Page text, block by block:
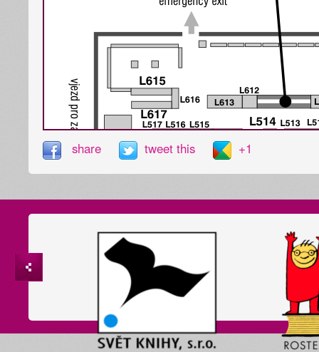
share tweet this +1